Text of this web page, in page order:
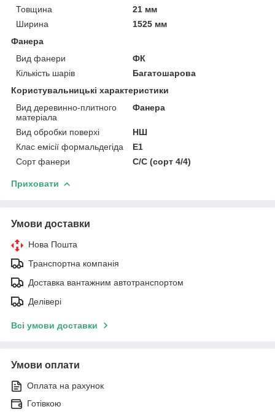
Товщина
21 мм
Ширина
1525 мм
Фанера
Вид фанери
ФК
Кількість шарів
Багатошарова
Користувальницькі характеристики
Вид деревинно-плитного
матеріала
Фанера
Вид обробки поверхі
НШ
Клас емісії формальдегіда
Е1
Сорт фанери
С/С (сорт 4/4)
Приховати
Умови доставки
Нова Пошта
Транспортна компанія
Доставка вантажним автотранспортом
Делівері
Всі умови доставки
Умови оплати
Оплата на рахунок
Готівкою